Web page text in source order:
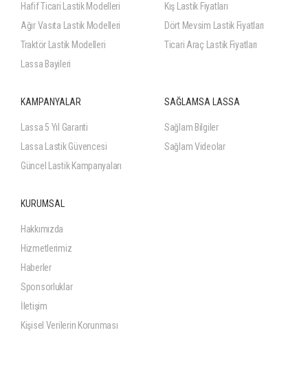
Hafif Ticari Lastik Modelleri
Ağır Vasıta Lastik Modelleri
Traktör Lastik Modelleri
Lassa Bayileri
Kış Lastik Fiyatları
Dört Mevsim Lastik Fiyatları
Ticari Araç Lastik Fiyatları
KAMPANYALAR
Lassa 5 Yıl Garanti
Lassa Lastik Güvencesi
Güncel Lastik Kampanyaları
SAĞLAMSA LASSA
Sağlam Bilgiler
Sağlam Videolar
KURUMSAL
Hakkımızda
Hizmetlerimiz
Haberler
Sponsorluklar
İletişim
Kişisel Verilerin Korunması